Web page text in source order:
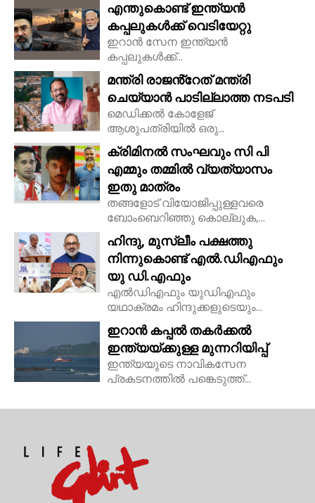
എന്തുകൊണ്ട് ഇന്ത്യൻ
കപ്പലുകൾക്ക് വെടിയേറ്റു
ഇറാൻ സേന ഇന്ത്യൻ
കപ്പലുകൾക്ക്...
മന്ത്രി രാജൻ്റേത് മന്ത്രി
ചെയ്യാൻ പാടില്ലാത്ത നടപടി
മെഡിക്കൽ കോളേജ്
ആശുപത്രിയിൽ ഒരു...
ക്രിമിനൽ സംഘവും സി പി
എമ്മും തമ്മിൽ വ്യത്യാസം
ഇതു മാത്രം
തങ്ങളോട് വിയോജിപ്പുള്ളവരെ
ബോംബെറിഞ്ഞു കൊല്ലുക,...
ഹിന്ദു, മുസ്ലീം പക്ഷത്തു
നിന്നുകൊണ്ട് എൽ.ഡിഎഫും
യു ഡി.എഫും
എൽഡിഎഫും യുഡിഎഫും
യഥാക്രമം ഹിന്ദുക്കളുടെയും...
ഇറാൻ കപ്പൽ തകർക്കൽ
ഇന്ത്യയ്ക്കുള്ള മുന്നറിയിപ്പ്
ഇന്ത്യയുടെ നാവികസേന
പ്രകടനത്തിൽ പങ്കെടുത്ത്...